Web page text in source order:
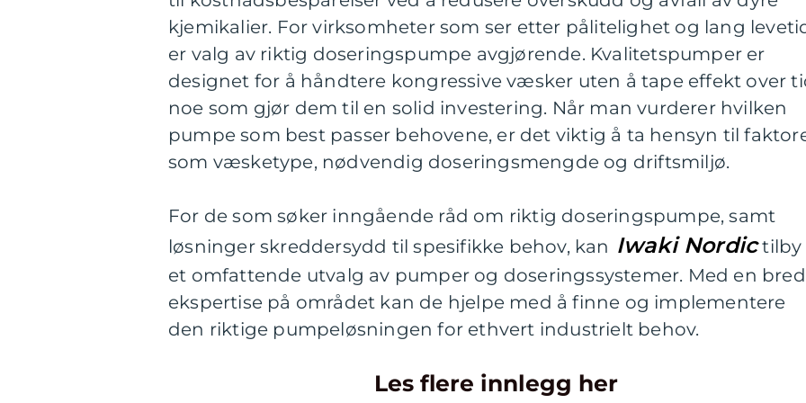
kjemikalier. For virksomheter som ser etter pålitelighet og lang
er valg av riktig doseringspumpe avgjørende. Kvalitetspumper er
designet for å håndtere kongressive væsker uten å tape effekt over
noe som gjør dem til en solid investering. Når man vurderer hvilken
pumpe som best passer behovene, er det viktig å ta hensyn til
som væsketype, nødvendig doseringsmengde og driftsmiljø.
For de som søker inngående råd om riktig doseringspumpe, samt
løsninger skreddersydd til spesifikke behov, kan Iwaki Nordic tilby
et omfattende utvalg av pumper og doseringssystemer. Med en bred
ekspertise på området kan de hjelpe med å finne og implementere
den riktige pumpeløsningen for ethvert industrielt behov.
Les flere innlegg her